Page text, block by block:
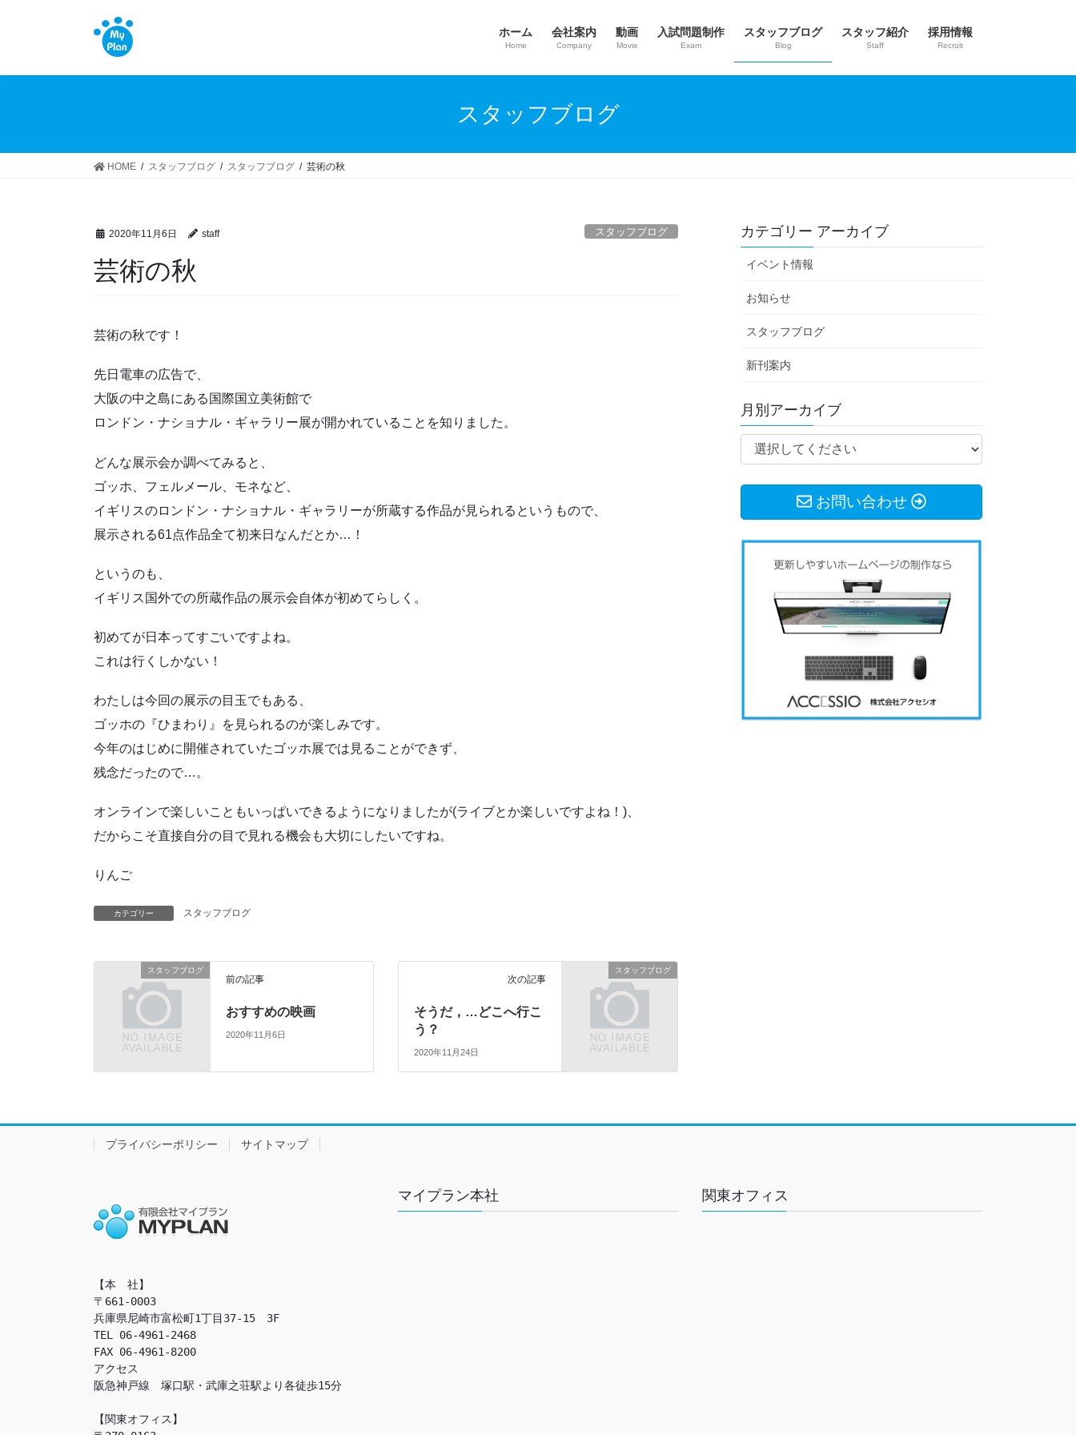
ホーム
Home
会社案内
Company
動画
Movie
入試問題制作
Exam
スタッフブログ
Blog
スタッフ紹介
Staff
採用情報
Recruit
スタッフブログ
HOME スタッフブログ スタッフブログ 芸術の秋
2020年11月6日 staff スタッフブログ
芸術の秋
芸術の秋です！
先日電車の広告で、
大阪の中之島にある国際国立美術館で
ロンドン・ナショナル・ギャラリー展が開かれていることを知りました。
どんな展示会か調べてみると、
ゴッホ、フェルメール、モネなど、
イギリスのロンドン・ナショナル・ギャラリーが所蔵する作品が見られるというもので、
展示される61点作品全て初来日なんだとか…！
というのも、
イギリス国外での所蔵作品の展示会自体が初めてらしく。
初めてが日本ってすごいですよね。
これは行くしかない！
わたしは今回の展示の目玉でもある、
ゴッホの『ひまわり』を見られるのが楽しみです。
今年のはじめに開催されていたゴッホ展では見ることができず、
残念だったので…。
オンラインで楽しいこともいっぱいできるようになりましたが(ライブとか楽しいですよね！)、
だからこそ直接自分の目で見れる機会も大切にしたいですね。
りんご
カテゴリー スタッフブログ
スタッフブログ
前の記事
おすすめの映画
2020年11月6日
スタッフブログ
次の記事
そうだ，…どこへ行こ
う？
2020年11月24日
カテゴリー アーカイブ
イベント情報
お知らせ
スタッフブログ
新刊案内
月別アーカイブ
お問い合わせ
プライバシーポリシー サイトマップ
【本　社】
〒661-0003
兵庫県尼崎市富松町1丁目37-15　3F
TEL 06-4961-2468
FAX 06-4961-8200
アクセス
阪急神戸線　塚口駅・武庫之荘駅より各徒歩15分
【関東オフィス】
マイプラン本社 関東オフィス